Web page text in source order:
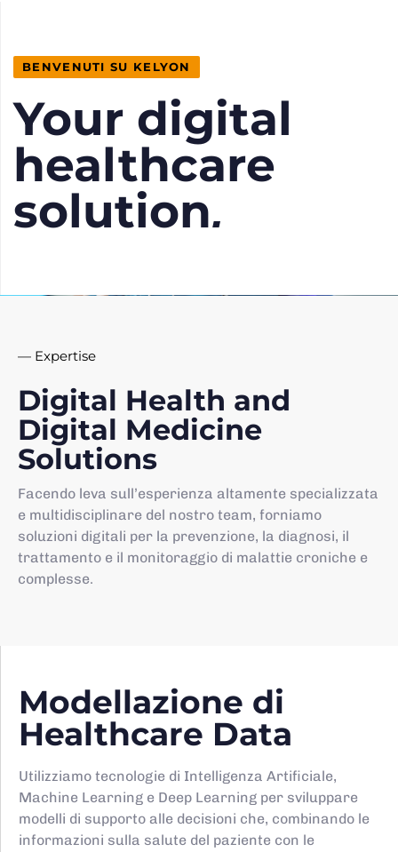
BENVENUTI SU KELYON
Your digital
healthcare
solution.
— Expertise
Digital Health and
Digital Medicine
Solutions
Facendo leva sull’esperienza altamente specializzata
e multidisciplinare del nostro team, forniamo
soluzioni digitali per la prevenzione, la diagnosi, il
trattamento e il monitoraggio di malattie croniche e
complesse.
Modellazione di
Healthcare Data
Utilizziamo tecnologie di Intelligenza Artificiale,
Machine Learning e Deep Learning per sviluppare
modelli di supporto alle decisioni che, combinando le
informazioni sulla salute del paziente con le